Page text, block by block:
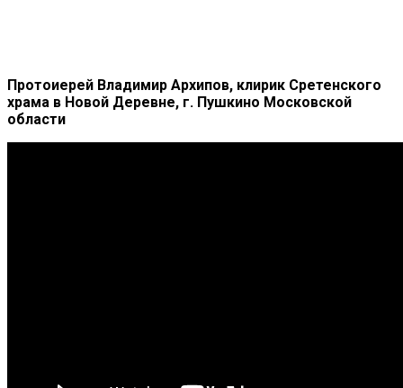
Протоиерей Владимир Архипов, клирик Сретенского
храма в Новой Деревне, г. Пушкино Московской
области